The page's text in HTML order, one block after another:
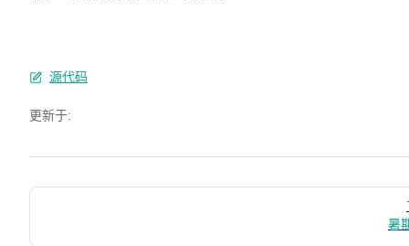
源代码
更新于:
Pager
暑